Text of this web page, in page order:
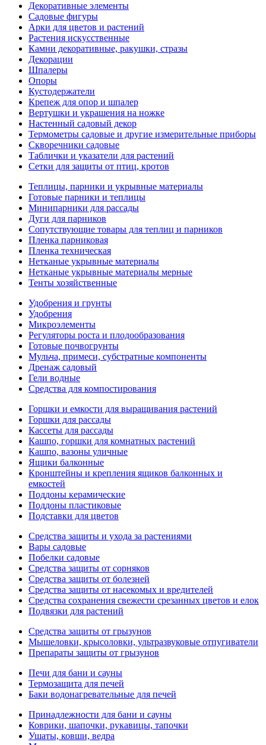
Декоративные элементы
Садовые фигуры
Арки для цветов и растений
Растения искусственные
Камни декоративные, ракушки, стразы
Декорации
Шпалеры
Опоры
Кустодержатели
Крепеж для опор и шпалер
Вертушки и украшения на ножке
Настенный садовый декор
Термометры садовые и другие измерительные приборы
Скворечники садовые
Таблички и указатели для растений
Сетки для защиты от птиц, кротов
Теплицы, парники и укрывные материалы
Готовые парники и теплицы
Минипарники для рассады
Дуги для парников
Сопутствующие товары для теплиц и парников
Пленка парниковая
Пленка техническая
Нетканые укрывные материалы
Нетканые укрывные материалы мерные
Тенты хозяйственные
Удобрения и грунты
Удобрения
Микроэлементы
Регуляторы роста и плодообразования
Готовые почвогрунты
Мульча, примеси, субстратные компоненты
Дренаж садовый
Гели водные
Средства для компостирования
Горшки и емкости для выращивания растений
Горшки для рассады
Кассеты для рассады
Кашпо, горшки для комнатных растений
Кашпо, вазоны уличные
Ящики балконные
Кронштейны и крепления ящиков балконных и
емкостей
Поддоны керамические
Поддоны пластиковые
Подставки для цветов
Средства защиты и ухода за растениями
Вары садовые
Побелки садовые
Средства защиты от сорняков
Средства защиты от болезней
Средства защиты от насекомых и вредителей
Средства сохранения свежести срезанных цветов и елок
Подвязки для растений
Средства защиты от грызунов
Мышеловки, крысоловки, ультразвуковые отпугиватели
Препараты защиты от грызунов
Печи для бани и сауны
Термозащита для печей
Баки водонагревательные для печей
Принадлежности для бани и сауны
Коврики, шапочки, рукавицы, тапочки
Ушаты, ковши, ведра